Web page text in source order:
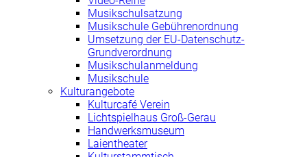
Musikschulsatzung
Musikschule Gebührenordnung
Umsetzung der EU-Datenschutz-
Grundverordnung
Musikschulanmeldung
Musikschule
Kulturangebote
Kulturcafé Verein
Lichtspielhaus Groß-Gerau
Handwerksmuseum
Laientheater